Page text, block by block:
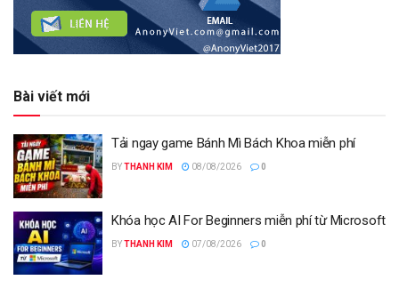
Bài viết mới
Tải ngay game Bánh Mì Bách Khoa miễn phí
BYTHANH KIM 08/08/2026 0
Khóa học AI For Beginners miễn phí từ Microsoft
BYTHANH KIM 07/08/2026 0